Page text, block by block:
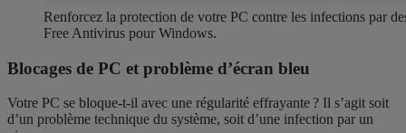
Renforcez la protection de votre PC contre les infections par
Free Antivirus pour Windows.
Blocages de PC et problème d’écran bleu
Votre PC se bloque-t-il avec une régularité effrayante ? Il s’agit soit
d’un problème technique du système, soit d’une infection par un